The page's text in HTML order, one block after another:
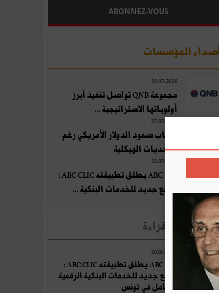
ABONNEZ-VOUS
المؤسسات
29.07.2026
مجموعة QNB تواصل تنفيذ أبرز
أولوياتها الاستراتيجية ...
27.07.2026
أسباب صمود الدولار الأمريكي رغم
التحديات الهيكلية
22.07.2026
بنك ABC يطلق تطبيقته ABC CLIC :
مرجع جديد للخدمات البنكية ...
الأكثر قراءة
2026.07.22
بنك ABC يطلق تطبيقته ABC CLIC :
مرجع جديد للخدمات البنكية الرقمية
بالكامل في تونس